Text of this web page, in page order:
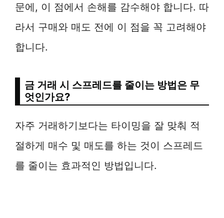
문에, 이 점에서 손해를 감수해야 합니다. 따
라서 구매와 매도 전에 이 점을 꼭 고려해야
합니다.
금 거래 시 스프레드를 줄이는 방법은 무
엇인가요?
자주 거래하기보다는 타이밍을 잘 맞춰 적
절하게 매수 및 매도를 하는 것이 스프레드
를 줄이는 효과적인 방법입니다.